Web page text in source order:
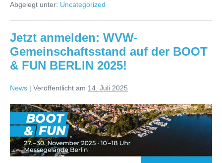
Zukunft
elektrisch
die
Brandenburgs
Abgelegt unter: Uncategorized
Jetzt anmelden: WVW-
Gemeinschaftsstand auf der BOOT
& FUN BERLIN 2025!
News | Veröffentlicht am 14. Juli 2025
Jetzt
anmelden:
WVW-
Gemeinschaftsstand